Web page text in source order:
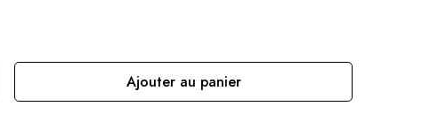
Ajouter au panier